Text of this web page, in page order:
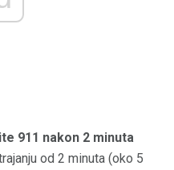
911 nakon 2 minuta
od 2 minuta (oko 5